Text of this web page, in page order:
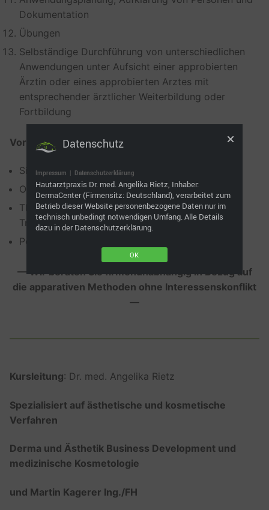
Dokumentation
Übungen
Selbständige Durchführung von unterschiedlichen
Anwendungen unter Aufsicht einer approbierten
Ärztin oder eines approbierten Arztes mit
entsprechender ärztlicher Weiterbildung oder
Fortbildung
Vorteile und was Sie bei uns erwartet:
Sichere und effiziente Anwendung
Optimale Produktauswahl
Theoretische Grundlagen und praxisbezogenes
Training
Persönliche Schulung für ausreichend Fragen
— Wir beraten Sie firmenunabhängig in Bezug auf
die apparativen Methoden ohne Interessenskonflikt
—
Kursleitung: Dr. med. Angelika Rietz
Spezialisiert auf ästhetische und kosmetische
Verfahren
Derma und Ästhetik Business Development und
medizinische Kosmetologie
und Martin Kagerer Ing./FH
Datenschutz
Impressum | Datenschutzerklärung
Hautarztpraxis Dr. med. Angelika Rietz, Inhaber:
DermaCenter (Firmensitz: Deutschland), verarbeitet zum
Betrieb dieser Website personenbezogene Daten nur im
technisch unbedingt notwendigen Umfang. Alle Details
dazu in der Datenschutzerklärung.
OK